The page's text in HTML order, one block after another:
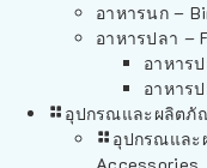
อาหารนก –
อาหารปลา –
อาหาร
อาหาร
อุปกรณและผลิตภั
อุปกรณและ